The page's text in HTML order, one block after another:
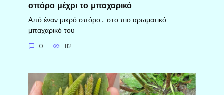
σπόρο μέχρι το μπαχαρικό
Από έναν μικρό σπόρο… στο πιο αρωματικό
μπαχαρικό του
0 112